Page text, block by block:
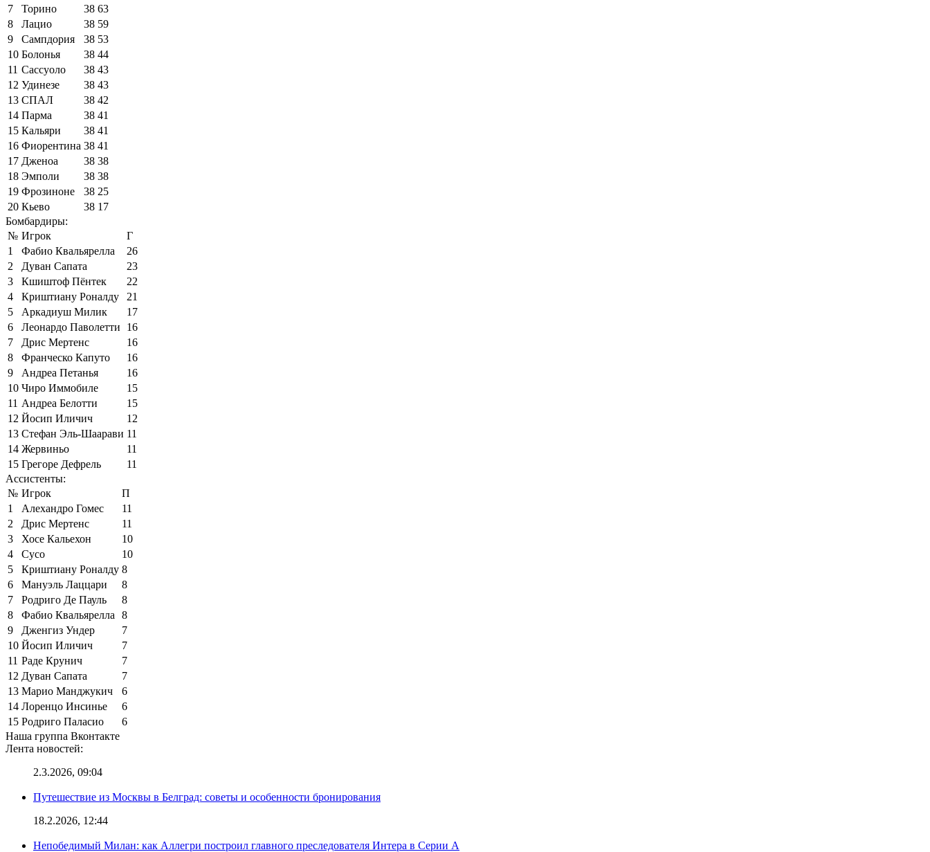
7
Торино 38 63
8
Лацио 38 59
9
Сампдория 38 53
10 Болонья 38 44
11 Сассуоло 38 43
12 Удинезе 38 43
13 СПАЛ 38 42
14 Парма 38 41
15 Кальяри 38 41
16 Фиорентина 38 41
17 Дженоа 38 38
18 Эмполи 38 38
19 Фрозиноне 38 25
20 Кьево 38 17
Бомбардиры:
№ Игрок
Г
1
Фабио Квальярелла
26
2
Дуван Сапата
23
3
Кшиштоф Пёнтек
22
4
Криштиану Роналду
21
5
Аркадиуш Милик
17
6
Леонардо Паволетти
16
7
Дрис Мертенс
16
8
Франческо Капуто
16
9
Андреа Петанья
16
10 Чиро Иммобиле
15
11 Андреа Белотти
15
12 Йосип Иличич
12
13 Стефан Эль-Шаарави 11
14 Жервиньо
11
15 Грегоре Дефрель
11
Ассистенты:
№ Игрок
П
1
Алехандро Гомес
11
2
Дрис Мертенс
11
3
Хосе Кальехон
10
4
Сусо
10
5
Криштиану Роналду 8
6
Мануэль Лаццари
8
7
Родриго Де Пауль
8
8
Фабио Квальярелла
8
9
Дженгиз Ундер
7
10 Йосип Иличич
7
11 Раде Крунич
7
12 Дуван Сапата
7
13 Марио Манджукич
6
14 Лоренцо Инсинье
6
15 Родриго Паласио
6
Наша группа Вконтакте
Лента новостей:
2.3.2026, 09:04
Путешествие из Москвы в Белград: советы и особенности бронирования
18.2.2026, 12:44
Непобедимый Милан: как Аллегри построил главного преследователя Интера в Серии А